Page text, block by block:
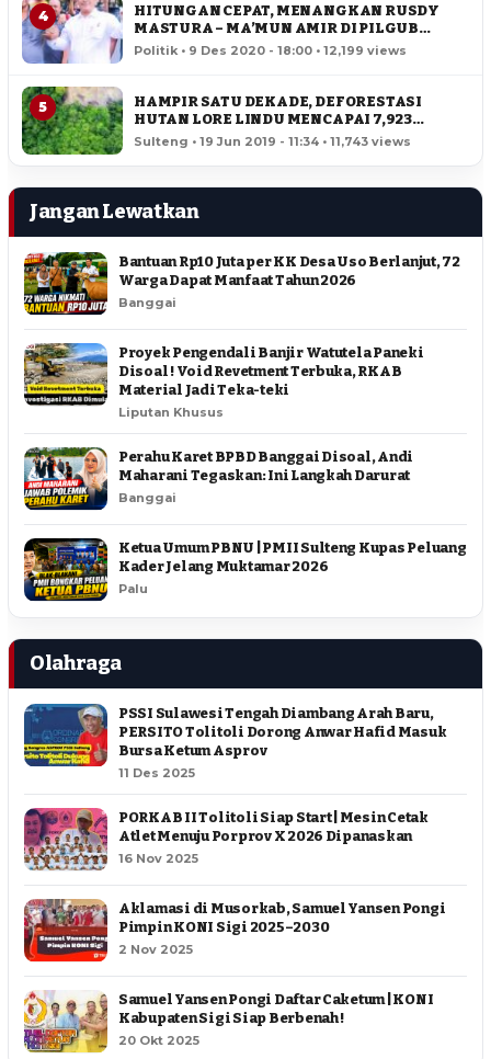
4
HITUNGAN CEPAT, MENANGKAN RUSDY
MASTURA – MA’MUN AMIR DI PILGUB
SULTENG
Politik • 9 Des 2020 - 18:00 • 12,199 views
5
HAMPIR SATU DEKADE, DEFORESTASI
HUTAN LORE LINDU MENCAPAI 7,923
HEKTAR
Sulteng • 19 Jun 2019 - 11:34 • 11,743 views
Jangan Lewatkan
Bantuan Rp10 Juta per KK Desa Uso Berlanjut, 72
Warga Dapat Manfaat Tahun 2026
Banggai
Proyek Pengendali Banjir Watutela Paneki
Disoal ! Void Revetment Terbuka, RKAB
Material Jadi Teka-teki
Liputan Khusus
Perahu Karet BPBD Banggai Disoal, Andi
Maharani Tegaskan: Ini Langkah Darurat
Banggai
Ketua Umum PBNU | PMII Sulteng Kupas Peluang
Kader Jelang Muktamar 2026
Palu
Olahraga
PSSI Sulawesi Tengah Diambang Arah Baru,
PERSITO Tolitoli Dorong Anwar Hafid Masuk
Bursa Ketum Asprov
11 Des 2025
PORKAB II Tolitoli Siap Start | Mesin Cetak
Atlet Menuju Porprov X 2026 Dipanaskan
16 Nov 2025
Aklamasi di Musorkab, Samuel Yansen Pongi
Pimpin KONI Sigi 2025–2030
2 Nov 2025
Samuel Yansen Pongi Daftar Caketum | KONI
Kabupaten Sigi Siap Berbenah !
20 Okt 2025